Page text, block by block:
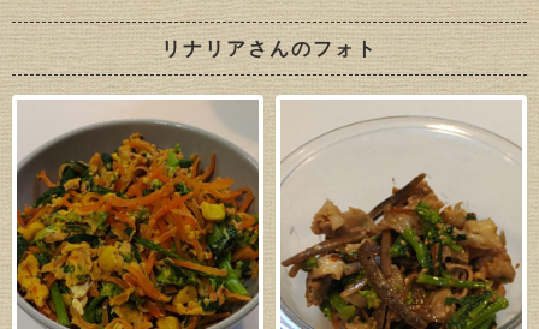
リナリアさんのフォト